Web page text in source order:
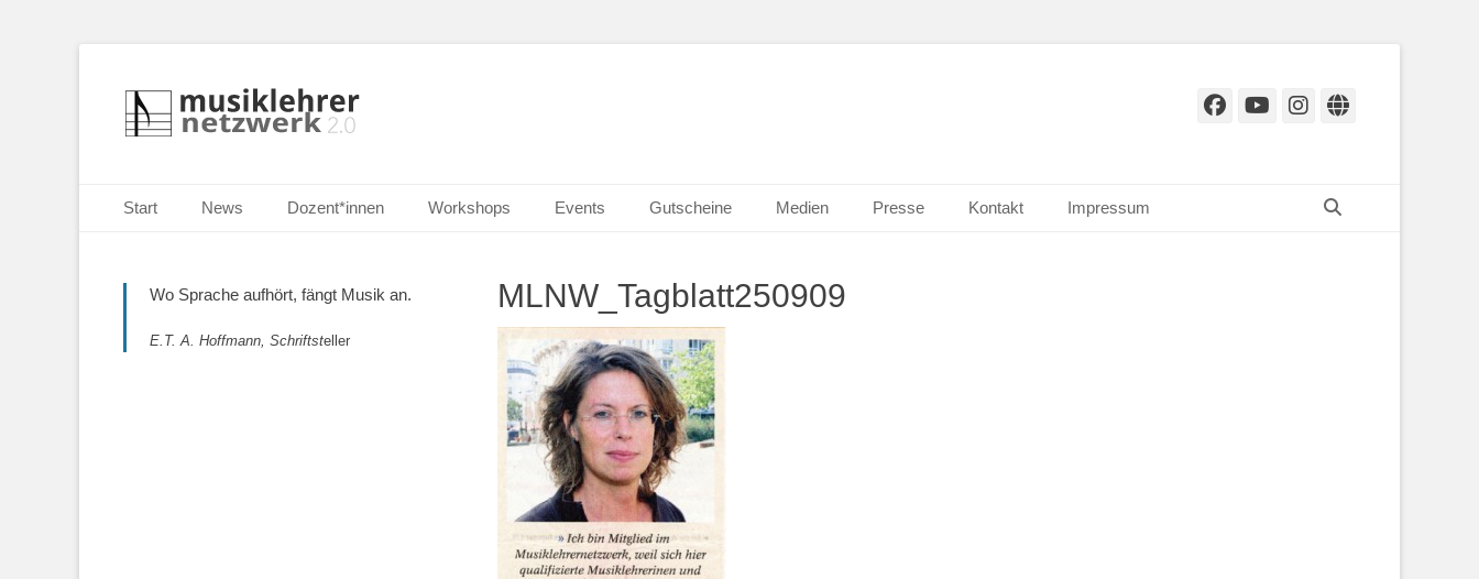
Musiklehrernetzwerk 2.0
Selbständige Musikpädagoginnen und Musikpädagogen in Wiesbaden Facebook
YouTube
Instagram
Website
Primäres Menü
Inhalt
Start News Dozent*innen Workshops Events Gutscheine Medien Presse Kontakt Impressum
MLNW_Tagblatt250909
Wo Sprache aufhört, fängt Musik an.
E.T. A. Hoffmann, Schriftsteller